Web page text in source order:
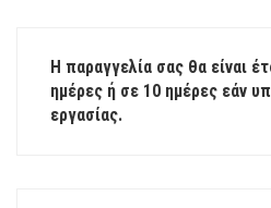
ΠΑΡΑΛΛΑΓΈΣ.
ΕΠΙΛΟΓΈΣ
ΜΠΟΡΟΎΝ
Η παραγγελία σας θα είναι
ημέρες ή σε 10 ημέρες εάν
εργασίας.